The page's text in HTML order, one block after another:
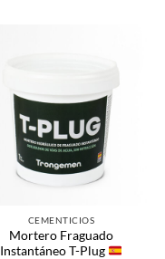
CEMENTICIOS
Mortero Fraguado
Instantáneo T-Plug